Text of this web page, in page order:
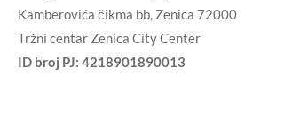
Kamberovića čikma bb, Zenica 72000
Tržni centar Zenica City Center
ID broj PJ: 4218901890013